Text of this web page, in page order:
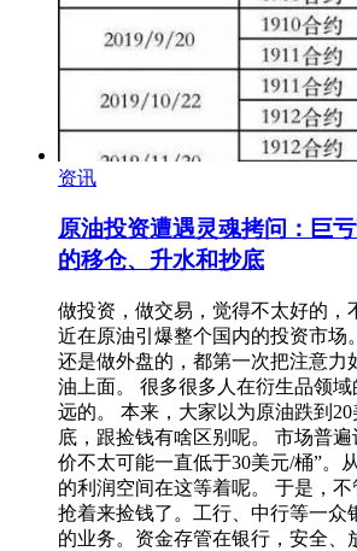
资讯
原油投资遭遇灵魂拷问：巨
的移仓、升水和抄底
做投资，做交易，觉得不太好的，
近在原油引爆整个国内的投资市场
还是做外盘的，都第一次把注意力
油上面。 很多很多人在衍生品领
远的。 本来，大家以为原油跌到
底，跟捡钱有啥区别呢。 市场普
价不太可能一直低于30美元/桶”。
的利润空间在这等着呢。 于是，
抢着来捡钱了。工行、中行等一众
的业务。资金存管在银行，安全、